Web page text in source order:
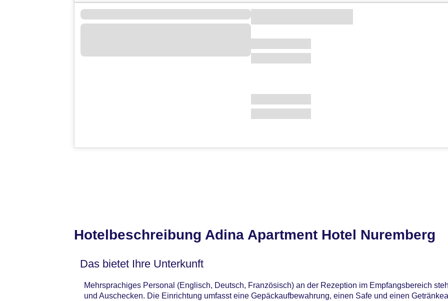
Hotelbeschreibung Adina Apartment Hotel Nuremberg
Das bietet Ihre Unterkunft
Mehrsprachiges Personal (Englisch, Deutsch, Französisch) an der Rezeption im Empfangsbereich
und Auschecken. Die Einrichtung umfasst eine Gepäckaufbewahrung, einen Safe und einen